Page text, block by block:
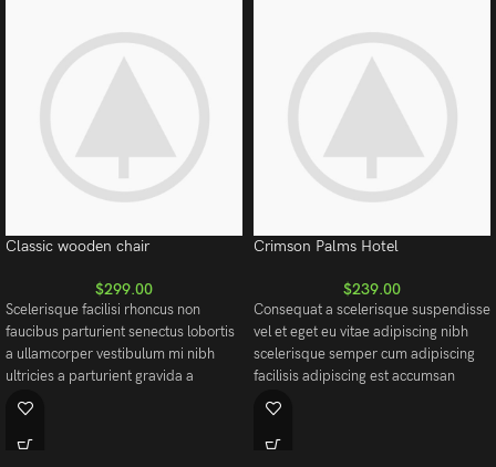
Classic wooden chair
$299.00
Scelerisque facilisi rhoncus non
faucibus parturient senectus lobortis
a ullamcorper vestibulum mi nibh
ultricies a parturient gravida a
vestibulum leo sem in. Est cum
per at vitae ante eleifend mollis
Crimson Palms Hotel
$239.00
Consequat a scelerisque suspendisse
vel et eget eu vitae adipiscing nibh
scelerisque semper cum adipiscing
facilisis adipiscing est accumsan
lorem vestibulum. Aliquet mus a
Habitasse a purus nec ipsum a urna